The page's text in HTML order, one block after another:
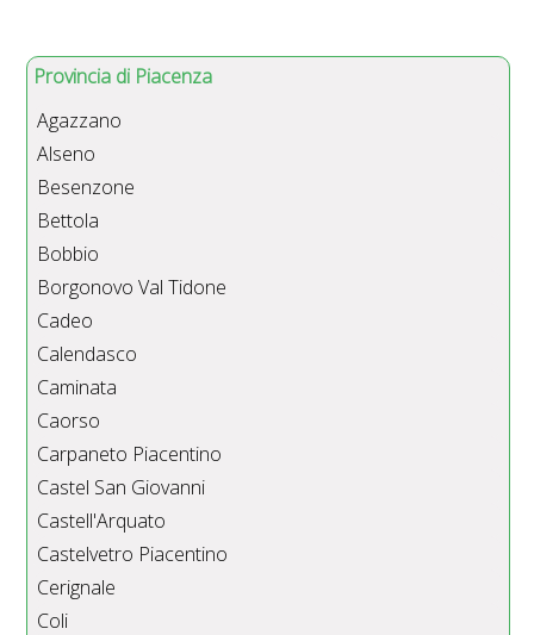
Provincia di Piacenza
Agazzano
Alseno
Besenzone
Bettola
Bobbio
Borgonovo Val Tidone
Cadeo
Calendasco
Caminata
Caorso
Carpaneto Piacentino
Castel San Giovanni
Castell'Arquato
Castelvetro Piacentino
Cerignale
Coli